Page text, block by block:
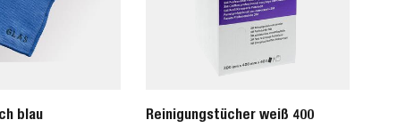
blau
Reinigungstücher weiß 400